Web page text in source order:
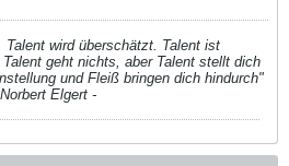
wird überschätzt. Talent ist
geht nichts, aber Talent stellt dich
und Fleiß bringen dich hindurch"
Elgert -